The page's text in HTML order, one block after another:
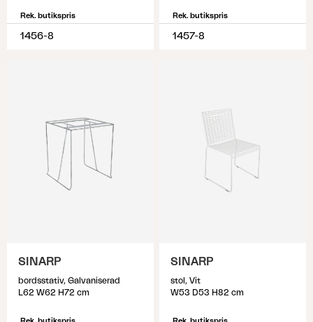
Rek. butikspris
1456-8
Rek. butikspris
1457-8
SINARP
bordsstativ, Galvaniserad
L62 W62 H72 cm
SINARP
stol, Vit
W53 D53 H82 cm